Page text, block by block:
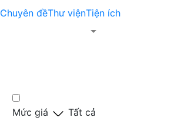
Chuyên đềThư việnTiện ích
Mức giá Tất cả